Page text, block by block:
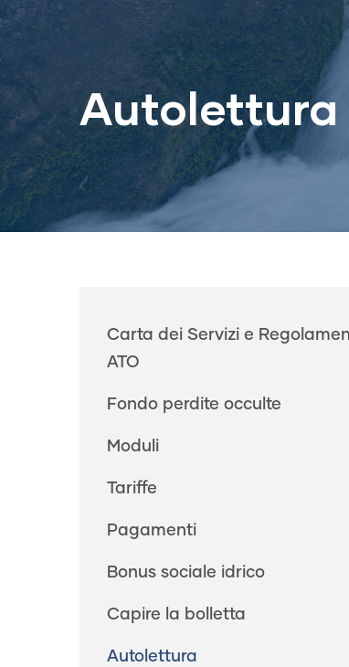
Autolettura
Main
Carta dei Servizi e
ATO
Fondo perdite occulte
Moduli
Tariffe
Pagamenti
Bonus sociale idrico
Capire la bolletta
Autolettura